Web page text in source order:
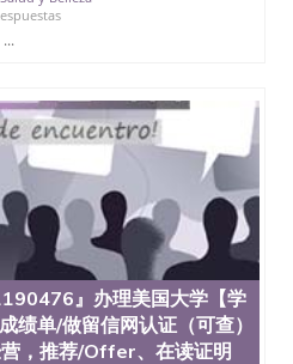
...
』办理美国大学【学
绩单/做留信网认证（可查）
，推荐/Offer、在读证明